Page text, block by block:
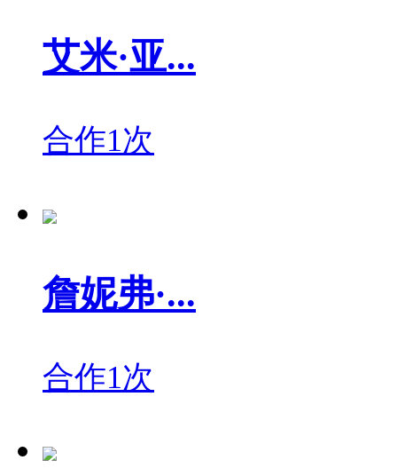
艾米·亚...
合作1次
詹妮弗·...
合作1次